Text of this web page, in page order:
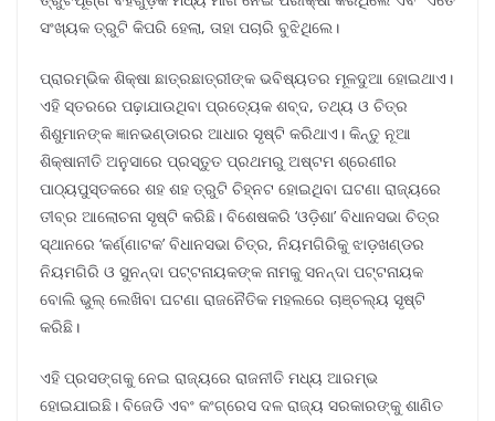
ସଂଖ୍ୟକ ତ୍ରୁଟି କିପରି ହେଲା, ତାହା ପଚାରି ବୁଝିଥିଲେ।
ପ୍ରାରମ୍ଭିକ ଶିକ୍ଷା ଛାତ୍ରଛାତ୍ରୀଙ୍କ ଭବିଷ୍ୟତର ମୂଳଦୁଆ ହୋଇଥାଏ।
ଏହି ସ୍ତରରେ ପଢ଼ାଯାଉଥିବା ପ୍ରତ୍ୟେକ ଶବ୍ଦ, ତଥ୍ୟ ଓ ଚିତ୍ର
ଶିଶୁମାନଙ୍କ ଜ୍ଞାନଭଣ୍ଡାରର ଆଧାର ସୃଷ୍ଟି କରିଥାଏ। କିନ୍ତୁ ନୂଆ
ଶିକ୍ଷାନୀତି ଅନୁସାରେ ପ୍ରସ୍ତୁତ ପ୍ରଥମରୁ ଅଷ୍ଟମ ଶ୍ରେଣୀର
ପାଠ୍ୟପୁସ୍ତକରେ ଶହ ଶହ ତ୍ରୁଟି ଚିହ୍ନଟ ହୋଇଥିବା ଘଟଣା ରାଜ୍ୟରେ
ତୀବ୍ର ଆଲୋଚନା ସୃଷ୍ଟି କରିଛି। ବିଶେଷକରି ‘ଓଡ଼ିଶା’ ବିଧାନସଭା ଚିତ୍ର
ସ୍ଥାନରେ ‘କର୍ଣ୍ଣାଟକ’ ବିଧାନସଭା ଚିତ୍ର, ନିୟମଗିରିକୁ ଝାଡ଼ଖଣ୍ଡର
ନିୟମଗିରି ଓ ସୁନନ୍ଦା ପଟ୍ଟନାୟକଙ୍କ ନାମକୁ ସନନ୍ଦା ପଟ୍ଟନାୟକ
ବୋଲି ଭୁଲ୍ ଲେଖିବା ଘଟଣା ରାଜନୈତିକ ମହଲରେ ଚାଞ୍ଚଲ୍ୟ ସୃଷ୍ଟି
କରିଛି।
ଏହି ପ୍ରସଙ୍ଗକୁ ନେଇ ରାଜ୍ୟରେ ରାଜନୀତି ମଧ୍ୟ ଆରମ୍ଭ
ହୋଇଯାଇଛି। ବିଜେଡି ଏବଂ କଂଗ୍ରେସ ଦଳ ରାଜ୍ୟ ସରକାରଙ୍କୁ ଶାଣିତ